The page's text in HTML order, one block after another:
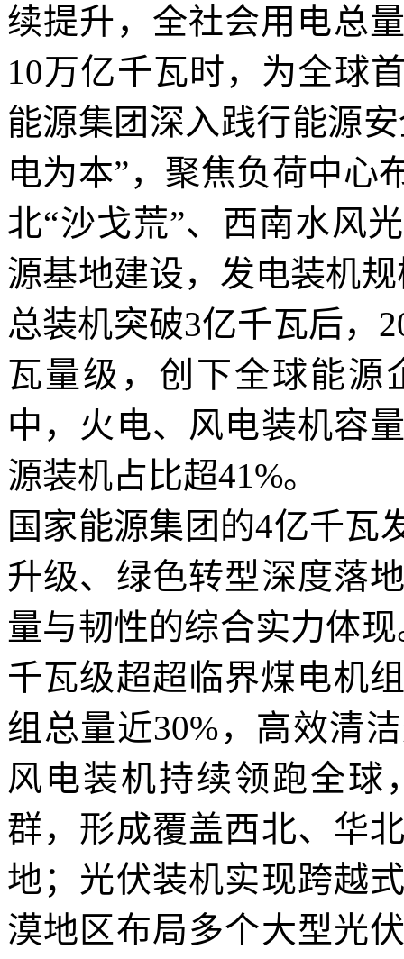
续提升，全社会用电总
10万亿千瓦时，为全球
能源集团深入践行能源
电为本”，聚焦负荷中心
北“沙戈荒”、西南水风
源基地建设，发电装机
总装机突破3亿千瓦后，
瓦量级，创下全球能源
中，火电、风电装机容
源装机占比超41%。
国家能源集团的4亿千瓦
升级、绿色转型深度落
量与韧性的综合实力体
千瓦级超超临界煤电机
组总量近30%，高效清
风电装机持续领跑全球
群，形成覆盖西北、华
地；光伏装机实现跨越
漠地区布局多个大型光